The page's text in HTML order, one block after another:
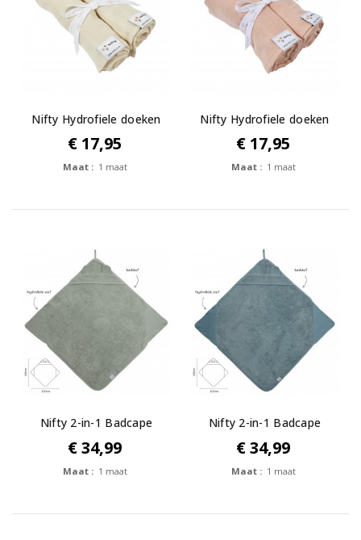
Nifty Hydrofiele doeken
2-pack...
€ 17,95
Maat : 1 maat
Nifty Hydrofiele doeken
2-pack...
€ 17,95
Maat : 1 maat
Nifty 2-in-1 Badcape
Olive
€ 34,99
Maat : 1 maat
Nifty 2-in-1 Badcape
Blueberry
€ 34,99
Maat : 1 maat